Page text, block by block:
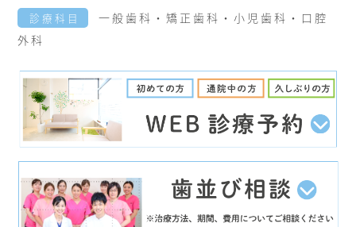
診療科目
一般歯科・矯正歯科・小児歯科・口腔
外科